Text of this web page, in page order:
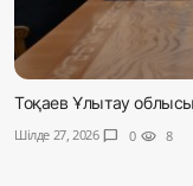
Тоқаев Ұлытау
Шілде 27, 2026 chat_bubble 0 visibility 8